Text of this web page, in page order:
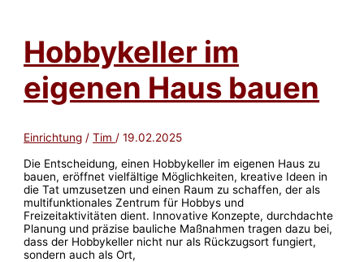
Küchen
ankommt
Hobbykeller im
eigenen Haus bauen
Einrichtung /Tim /19.02.2025
Die Entscheidung, einen Hobbykeller im eigenen Haus zu
bauen, eröffnet vielfältige Möglichkeiten, kreative Ideen in
die Tat umzusetzen und einen Raum zu schaffen, der als
multifunktionales Zentrum für Hobbys und
Freizeitaktivitäten dient. Innovative Konzepte, durchdachte
Planung und präzise bauliche Maßnahmen tragen dazu bei,
dass der Hobbykeller nicht nur als Rückzugsort fungiert,
sondern auch als Ort,